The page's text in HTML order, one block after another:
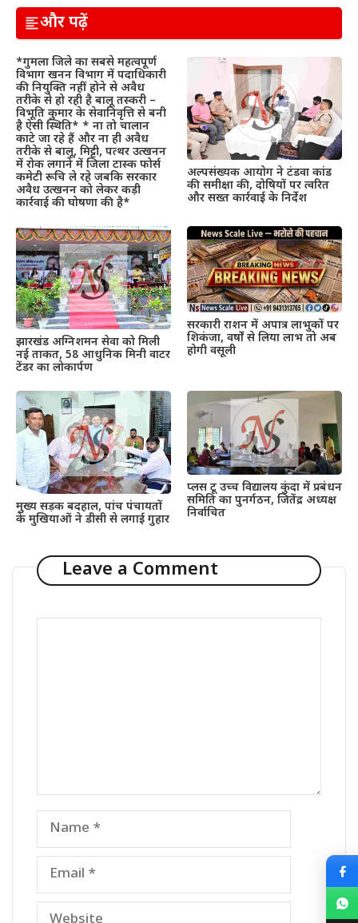
और पढ़ें
*गुमला जिले का सबसे महत्वपूर्ण
विभाग खनन विभाग में पदाधिकारी
की नियुक्ति नहीं होने से अवैध
तरीके से हो रही है बालू तस्करी –
विभूति कुमार के सेवानिवृत्ति से बनी
है ऐसी स्थिति* * ना तो चालान
काटे जा रहे हैं और ना ही अवैध
तरीके से बालू, मिट्टी, पत्थर उत्खनन
में रोक लगाने में जिला टास्क फोर्स
कमेटी रूचि ले रहे जबकि सरकार
अवैध उत्खनन को लेकर कड़ी
कार्रवाई की घोषणा की है*
अल्पसंख्यक आयोग ने टंडवा कांड
की समीक्षा की, दोषियों पर त्वरित
और सख्त कार्रवाई के निर्देश
झारखंड अग्निशमन सेवा को मिली
नई ताकत, 58 आधुनिक मिनी वाटर
टेंडर का लोकार्पण
सरकारी राशन में अपात्र लाभुकों पर
शिकंजा, वर्षों से लिया लाभ तो अब
होगी वसूली
मुख्य सड़क बदहाल, पांच पंचायतों
के मुखियाओं ने डीसी से लगाई गुहार
प्लस टू उच्च विद्यालय कुंदा में प्रबंधन
समिति का पुनर्गठन, जितेंद्र अध्यक्ष
निर्वाचित
Leave a Comment
Name
Email
Website